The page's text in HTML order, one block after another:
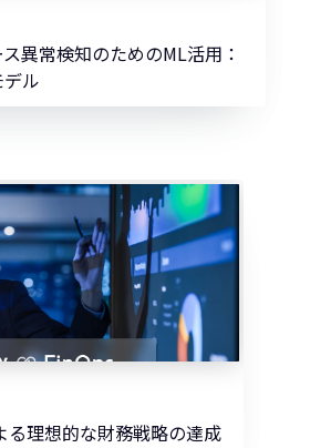
異常検知のためのML活用：
ル
る理想的な財務戦略の達成